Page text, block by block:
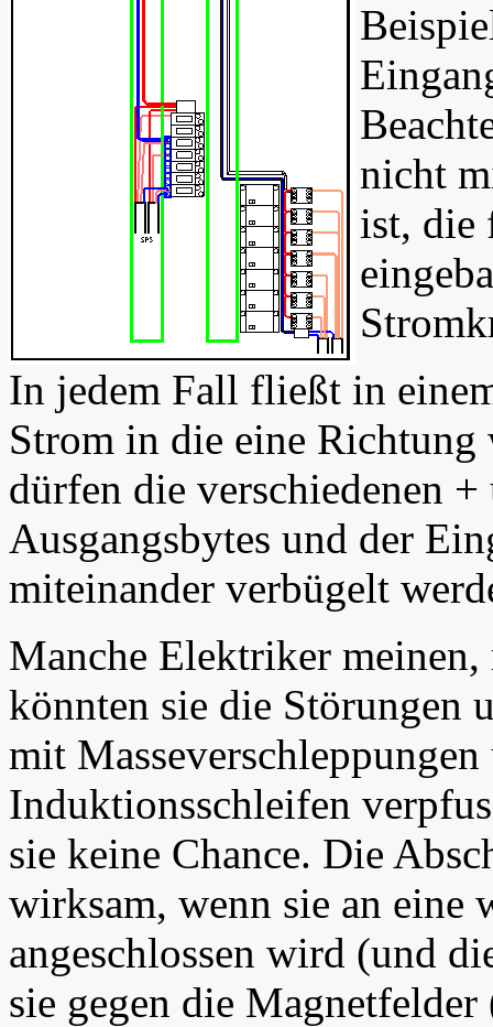
nicht
ist, die
In jedem Fall fließt in
Strom in die eine Richtung
dürfen die verschiedenen
Ausgangsbytes und der
miteinander verbügelt
Manche Elektriker
könnten sie die Störungen
mit
Induktionsschleifen
sie keine Chance. Die
wirksam, wenn sie an eine
angeschlossen wird (und
sie gegen die